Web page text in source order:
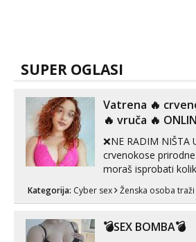
SUPER OGLASI
Vatrena ‎️‍🔥
‎️‍🔥 vruča‎ ️‍🔥
❌NE RADIM NIŠTA
crvenokose
moraš isprobati
MLADA vražica koja
prorodne grudi, 💦
U mojoj raznolikoj
Kategorija: Cyber sex Ženska osoba
💣SEX BOMBA💣